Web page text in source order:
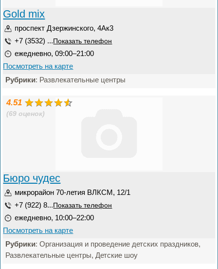
Gold mix
проспект Дзержинского, 4Ак3
+7 (3532) ... Показать телефон
ежедневно, 09:00–21:00
Посмотреть на карте
Рубрики: Развлекательные центры
4.51
(69 оценок)
Бюро чудес
микрорайон 70-летия ВЛКСМ, 12/1
+7 (922) 8... Показать телефон
ежедневно, 10:00–22:00
Посмотреть на карте
Рубрики: Организация и проведение детских праздников,
Развлекательные центры, Детские шоу